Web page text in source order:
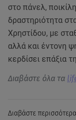
στο πάνελ,
δραστηριότητα
Χρηστίδου, με
αλλά και έντονη
κερδίσει επάξια
Διαβάστε όλα τα
Διαβάστε